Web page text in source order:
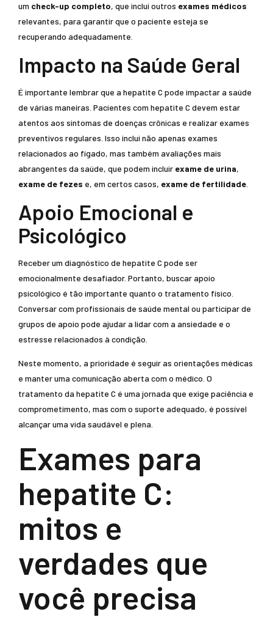
um check-up completo, que inclui outros exames médicos
relevantes, para garantir que o paciente esteja se
recuperando adequadamente.
Impacto na Saúde Geral
É importante lembrar que a hepatite C pode impactar a saúde
de várias maneiras. Pacientes com hepatite C devem estar
atentos aos sintomas de doenças crônicas e realizar exames
preventivos regulares. Isso inclui não apenas exames
relacionados ao fígado, mas também avaliações mais
abrangentes da saúde, que podem incluir exame de urina,
exame de fezes e, em certos casos, exame de fertilidade
Apoio Emocional e
Psicológico
Receber um diagnóstico de hepatite C pode ser
emocionalmente desafiador. Portanto, buscar apoio
psicológico é tão importante quanto o tratamento físico.
Conversar com profissionais de saúde mental ou participar de
grupos de apoio pode ajudar a lidar com a ansiedade e o
estresse relacionados à condição.
Neste momento, a prioridade é seguir as orientações médicas
e manter uma comunicação aberta com o médico. O
tratamento da hepatite C é uma jornada que exige paciência e
comprometimento, mas com o suporte adequado, é possível
alcançar uma vida saudável e plena.
Exames para
hepatite C:
mitos e
verdades que
você precisa